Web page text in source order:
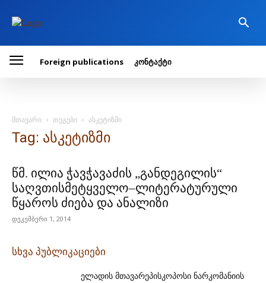
Foreign publications კონტაქტი
მთავარი თეგები ასკეტიზმი
Tag: ასკეტიზმი
წმ. ილია ჭავჭავაძის „განდეგილის“
საღვთისმეტყველო–ლიტერატურული
წყაროს ძიება და ანალიზი
დეკემბერი 1, 2014
სხვა პუბლიკაციები
ელადის მთავარეპისკოპოსი ნარკომანიის